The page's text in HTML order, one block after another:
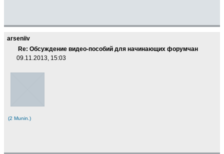
arseniiv
Re: Обсуждение видео-пособий для начинающих форумчан
09.11.2013, 15:03
(2 Munin.)